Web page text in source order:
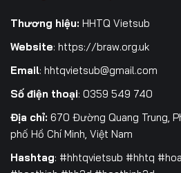
Thương hiệu: HHTQ Vietsub
Website: https://braw.org.uk
Email: hhtqvietsub@gmail.com
Số điện thoại: 0359 549 740
Địa chỉ: 670 Đường Quang Trung,
phố Hồ Chí Minh, Việt Nam
Hashtag: #hhtqvietsub #hhtq